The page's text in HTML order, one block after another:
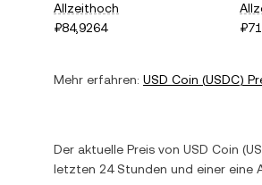
Allzeithoch
₽84,9264
Mehr erfahren: USD Coin (USDC)
Der aktuelle Preis von USD Coin (
letzten 24 Stunden und einer eine